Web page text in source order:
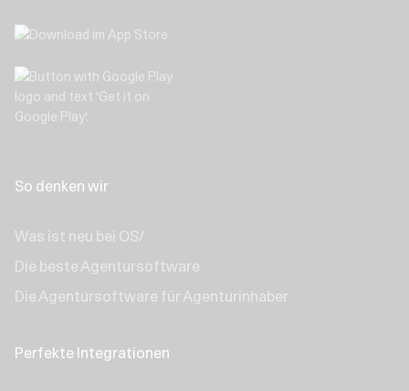
So denken wir
Was ist neu bei OS/
Die beste Agentursoftware
Die Agentursoftware für Agenturinhaber
Perfekte Integrationen